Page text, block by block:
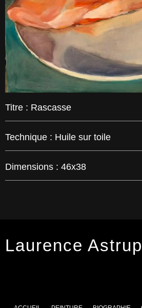
Titre : Rascasse
Technique : Huile sur toile
Dimensions : 46x38
Laurence Astrup